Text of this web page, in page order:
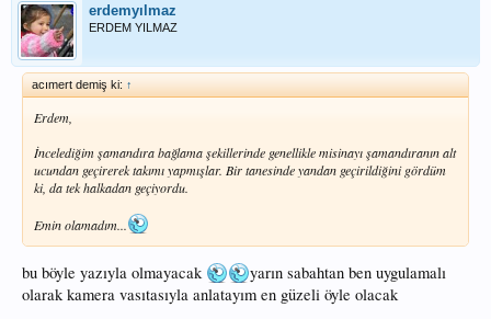
erdemyılmaz
ERDEM YILMAZ
acımert demiş ki: ↑
Erdem,
İncelediğim şamandıra bağlama şekillerinde genellikle misinayı şamandıranın alt
ucundan geçirerek takımı yapmışlar. Bir tanesinde yandan geçirildiğini gördüm
ki, da tek halkadan geçiyordu.
Emin olamadım...
bu böyle yazıyla olmayacak
yarın sabahtan ben uygulamalı
olarak kamera vasıtasıyla anlatayım en güzeli öyle olacak